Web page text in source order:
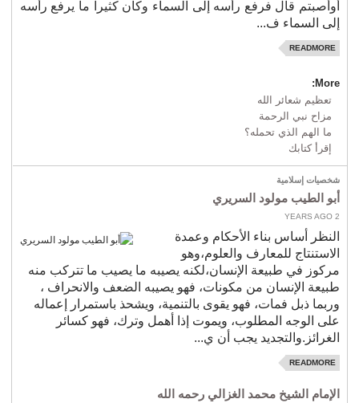
أوأصبتم قال فرفع رأسه إلى السماء وكان كثيرا ما يرفع رأسه
إلى السماء ف...
READMORE
More:
تعظيم شعائر الله
مزاح نبي الرحمة
ما الهم الذي تحمله؟
إقرأ كتابك
شخصيات إسلامية
أبو الطيب مولود السريري
2 YEARS AGO
النظر أساس بناء الأحكام وعمدة
الاستنتاج للمعارف والعلوم،وهو
مركوز في طبيعة الإنسان،لكنه يصيبه ما يصيب ما تتركب منه
طبيعة الإنسان من مكونات، فهو يصيبه الضعف والانحراف ،
وربما ذبل فمات، فهو يقوى بالتنمية، ويشحذ باستمرار إعماله
على الوجه المطلوب، ويموت إذا أهمل وترك، فهو كسائر
الغرائز.والتجديد يجب أن ي...
READMORE
الإمام الشيخ محمد الغزالي رحمه الله